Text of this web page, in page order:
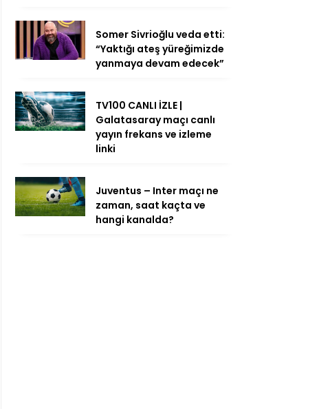
Somer Sivrioğlu veda etti:
“Yaktığı ateş yüreğimizde
yanmaya devam edecek”
TV100 CANLI İZLE |
Galatasaray maçı canlı
yayın frekans ve izleme
linki
Juventus – Inter maçı ne
zaman, saat kaçta ve
hangi kanalda?